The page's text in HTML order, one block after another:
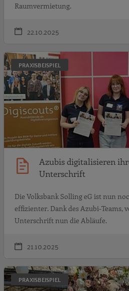
Raumvermietung.
22.10.2025
PRAXISBEISPIEL
Azubis digitalisieren
Unterschrift
Die Volksbank Solling eG ist nun
effizienter. Dank des Azubi-Teams,
Unterschrift nun die Abläufe.
21.10.2025
PRAXISBEISPIEL